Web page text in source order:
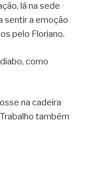
lá na sede
sentir a emoção
pelo Floriano.
como
na cadeira
também